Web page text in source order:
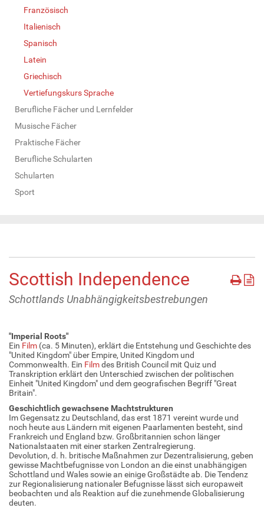
Französisch
Italienisch
Spanisch
Latein
Griechisch
Vertiefungskurs Sprache
Berufliche Fächer und Lernfelder
Musische Fächer
Praktische Fächer
Berufliche Schularten
Schularten
Sport
Scottish Independence
Schottlands Unabhängigkeitsbestrebungen
"Imperial Roots"
Ein Film (ca. 5 Minuten), erklärt die Entstehung und Geschichte des
"United Kingdom" über Empire, United Kingdom und
Commonwealth. Ein Filmdes British Council mit Quiz und
Transkription erklärt den Unterschied zwischen der politischen
Einheit "United Kingdom" und dem geografischen Begriff "Great
Britain".
Geschichtlich gewachsene Machtstrukturen
Im Gegensatz zu Deutschland, das erst 1871 vereint wurde und
noch heute aus Ländern mit eigenen Paarlamenten besteht, sind
Frankreich und England bzw. Großbritannien schon länger
Nationalstaaten mit einer starken Zentralregierung.
Devolution, d. h. britische Maßnahmen zur Dezentralisierung, geben
gewisse Machtbefugnisse von London an die einst unabhängigen
Schottland und Wales sowie an einige Großstädte ab. Die Tendenz
zur Regionalisierung nationaler Befugnisse lässt sich europaweit
beobachten und als Reaktion auf die zunehmende Globalisierung
deuten.